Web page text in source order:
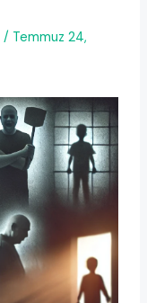
/ Temmuz 24,